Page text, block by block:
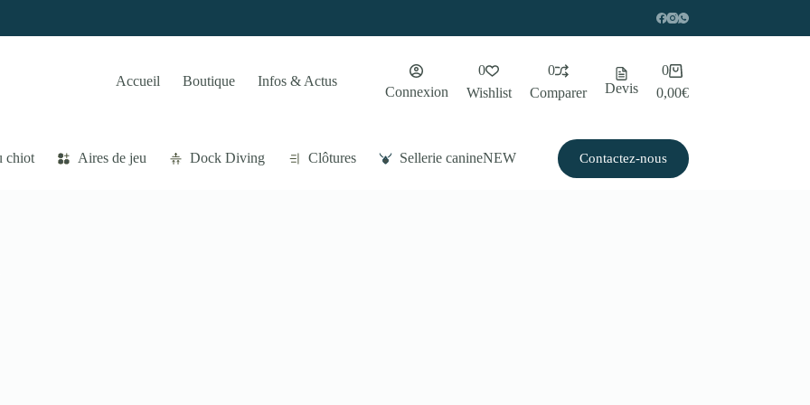
Accueil Boutique Infos & Actus
Connexion Wishlist
0
Comparer
0
Devis
Panier
d’achat
0,00€
0
chiot Aires de jeu Dock Diving Clôtures Sellerie canineNEW Contactez-nous